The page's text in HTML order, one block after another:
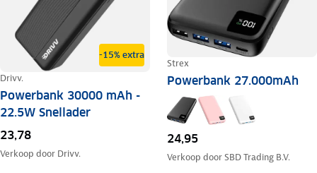
-15% extra
Drivv.
Powerbank 30000 mAh -
22.5W Snellader
23,78
Verkoop door Drivv.
Strex
Powerbank 27.000mAh
24,95
Verkoop doorSBD Trading B.V.